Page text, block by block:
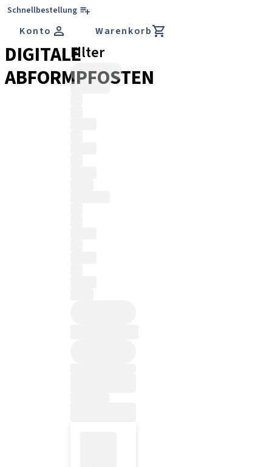
Schnellbestellung
Konto Warenkorb
DIGITALE
ABFORMPFOSTEN
Filter